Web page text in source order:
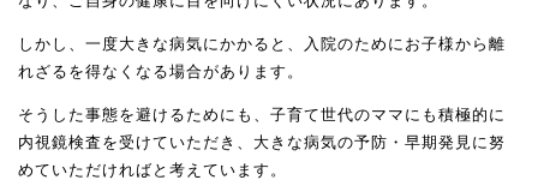
しかし、一度大きな病気にかかると、入院のためにお子様から離
れざるを得なくなる場合があります。
そうした事態を避けるためにも、子育て世代のママにも積極的に
内視鏡検査を受けていただき、大きな病気の予防・早期発見に努
めていただければと考えています。